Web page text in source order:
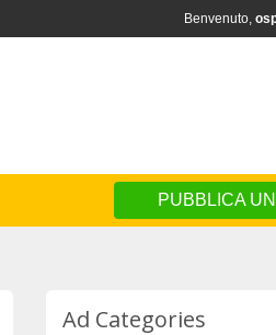
Benvenuto,
PUBBLICA
Ad Categories